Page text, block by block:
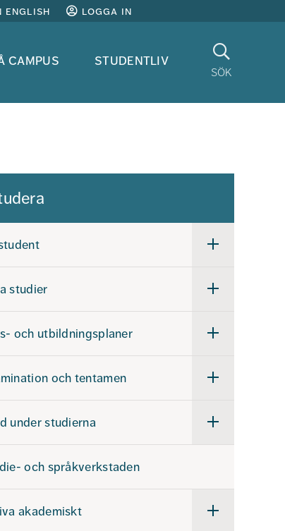
english logga in
campus studentliv
sök
Sök
Undermeny
student
studier
Undermeny
studier
och utbildningsplaner
Undermeny
och
utbildningsplaner
och tentamen
Undermeny
och
tentamen
under studierna
Undermeny
Stöd
och språkverkstaden
akademiskt
Undermeny